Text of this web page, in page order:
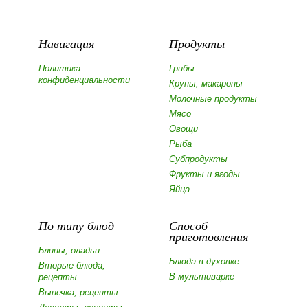
Навигация
Политика
конфиденциальности
Продукты
Грибы
Крупы, макароны
Молочные продукты
Мясо
Овощи
Рыба
Субпродукты
Фрукты и ягоды
Яйца
По типу блюд
Блины, оладьи
Вторые блюда,
рецепты
Выпечка, рецепты
Способ
приготовления
Блюда в духовке
В мультиварке